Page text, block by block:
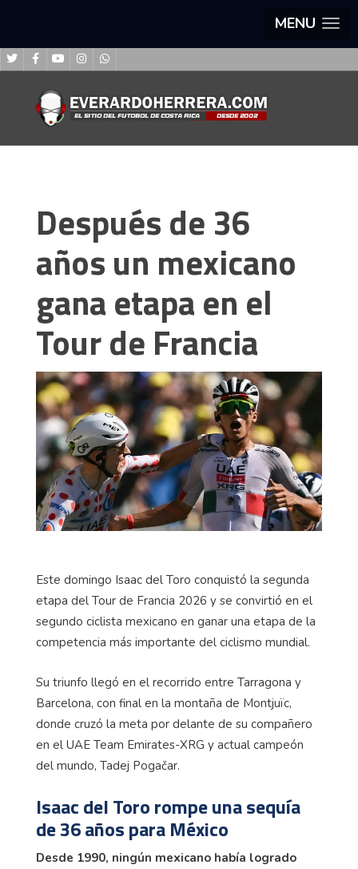
MENU
Después de 36
años un mexicano
gana etapa en el
Tour de Francia
Este domingo Isaac del Toro conquistó la segunda
etapa del Tour de Francia 2026 y se convirtió en el
segundo ciclista mexicano en ganar una etapa de la
competencia más importante del ciclismo mundial.
Su triunfo llegó en el recorrido entre Tarragona y
Barcelona, con final en la montaña de Montjuïc,
donde cruzó la meta por delante de su compañero
en el UAE Team Emirates-XRG y actual campeón
del mundo, Tadej Pogačar.
Isaac del Toro rompe una sequía
de 36 años para México
Desde 1990, ningún mexicano había logrado